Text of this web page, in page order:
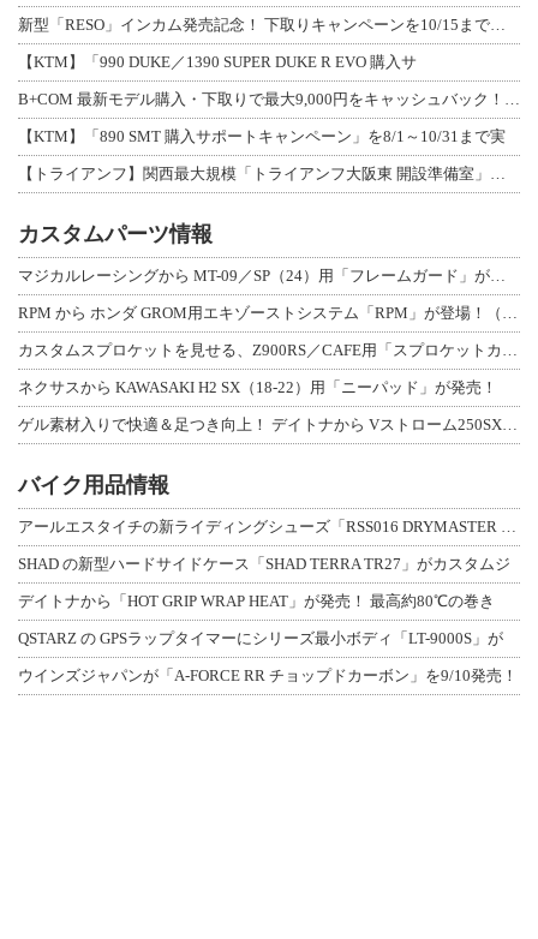
【KTM】「990 DUKE／1390 SUPER DUKE R EVO 購入サ
【KTM】「890 SMT 購入サポートキャンペーン」を8/1～10/31まで実
カスタムパーツ情報
ネクサスから KAWASAKI H2 SX（18-22）用「ニーパッド」が発売！
バイク用品情報
SHAD の新型ハードサイドケース「SHAD TERRA TR27」がカスタムジ
デイトナから「HOT GRIP WRAP HEAT」が発売！ 最高約80℃の巻き
QSTARZ の GPSラップタイマーにシリーズ最小ボディ「LT-9000S」が
ウインズジャパンが「A-FORCE RR チョップドカーボン」を9/10発売！